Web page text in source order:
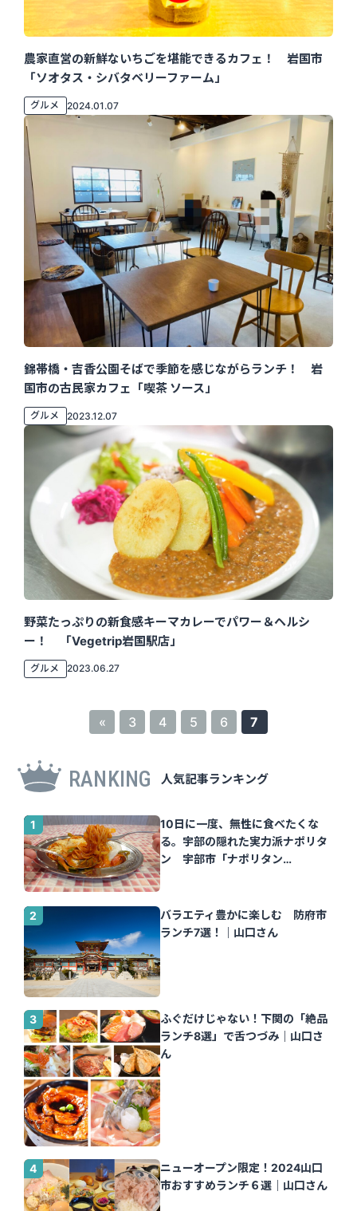
農家直営の新鮮ないちごを堪能できるカフェ！ 岩国市
「ソオタス・シバタベリーファーム」
グルメ 2024.01.07
錦帯橋・吉香公園そばで季節を感じながらランチ！ 岩
国市の古民家カフェ「喫茶 ソース」
グルメ 2023.12.07
野菜たっぷりの新食感キーマカレーでパワー＆ヘルシ
ー！ 「Vegetrip岩国駅店」
グルメ 2023.06.27
« 3 4 5 6 7
RANKING 人気記事ランキング
10日に一度、無性に食べたくな
る。宇部の隠れた実力派ナポリタ
ン 宇部市「ナポリタン
バラエティ豊かに楽しむ 防府市
ランチ7選！｜山口さん
ふぐだけじゃない！下関の「絶品
ランチ8選」で舌つづみ｜山口さ
ん
ニューオープン限定！2024山口
市おすすめランチ６選｜山口さん